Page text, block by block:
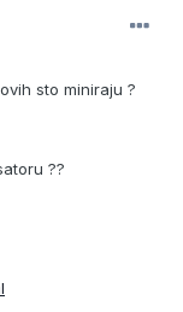
sto miniraju ?
??